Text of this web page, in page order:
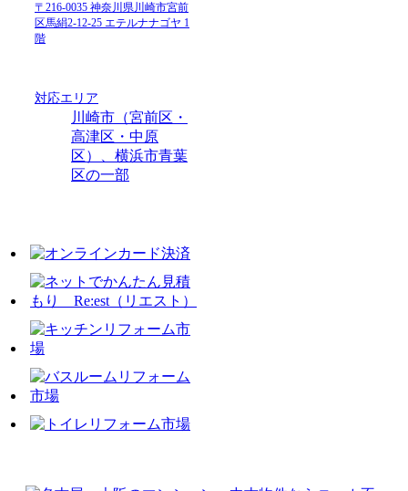
〒216-0035 神奈川県川崎市宮前
区馬絹2-12-25 エテルナナゴヤ 1
階
対応エリア
川崎市（宮前区・
高津区・中原
区）、横浜市青葉
区の一部